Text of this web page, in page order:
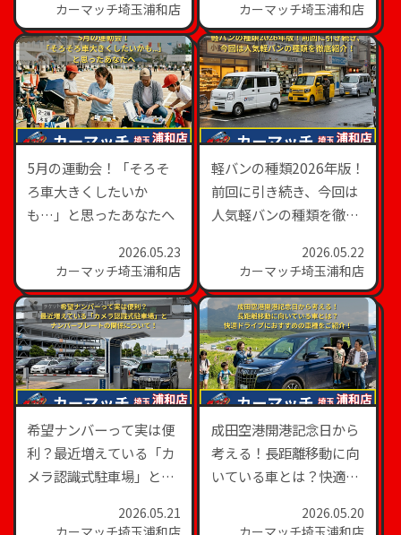
カーマッチ埼玉浦和店
カーマッチ埼玉浦和店
5月の運動会！「そろそ
ろ車大きくしたいか
も…」と思ったあなたへ
2026.05.23
カーマッチ埼玉浦和店
軽バンの種類2026年版！
前回に引き続き、今回は
人気軽バンの種類を徹底
2026.05.22
カーマッチ埼玉浦和店
希望ナンバーって実は便
利？最近増えている「カ
メラ認識式駐車場」とナ
ついて！
2026.05.21
成田空港開港記念日から
考える！長距離移動に向
いている車とは？快適ド
をご紹介！
2026.05.20